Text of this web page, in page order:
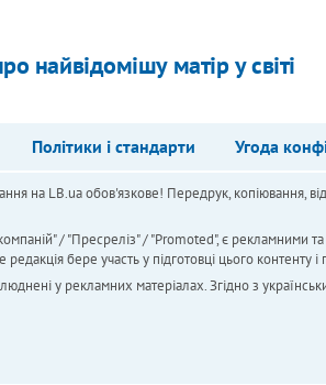
найвідомішу матір у світі
Політики і стандарти Угода
на LB.ua обов'язкове! Передрук, копіювання,
/ "Пресреліз" / "Promoted", є рекламними
бере участь у підготовці цього контенту і
у рекламних матеріалах. Згідно з